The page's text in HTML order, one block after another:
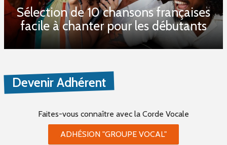
Sélection de 10 chansons françaises
facile à chanter pour les débutants
Devenir Adhérent
Faites-vous connaître avec la Corde Vocale
ADHÉSION "GROUPE VOCAL"